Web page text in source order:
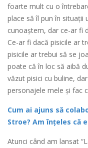
foarte mult cu o
place să îl pun în situații
cunoaștem, dar ce-ar fi
Ce-ar fi dacă pisicile ar
pisicile ar trebui să se
poate că în loc să aibă
văzut pisici cu buline,
personajele mele și fac
Cum ai ajuns să
Stroe? Am înțeles că
Atunci când am lansat